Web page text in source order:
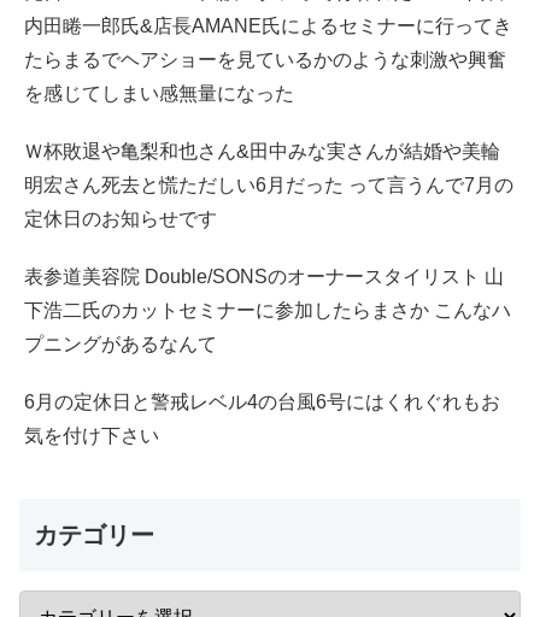
内田睠一郎氏&店長AMANE氏によるセミナーに行ってき
たらまるでヘアショーを見ているかのような刺激や興奮
を感じてしまい感無量になった
Ｗ杯敗退や亀梨和也さん&田中みな実さんが結婚や美輪
明宏さん死去と慌ただしい6月だった って言うんで7月の
定休日のお知らせです
表参道美容院 Double/SONSのオーナースタイリスト 山
下浩二氏のカットセミナーに参加したらまさか こんなハ
プニングがあるなんて
6月の定休日と警戒レベル4の台風6号にはくれぐれもお
気を付け下さい
カテゴリー